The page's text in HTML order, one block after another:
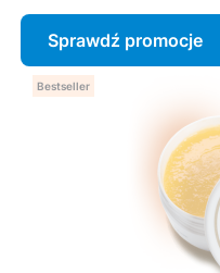
Sprawdź promocje
Bestseller